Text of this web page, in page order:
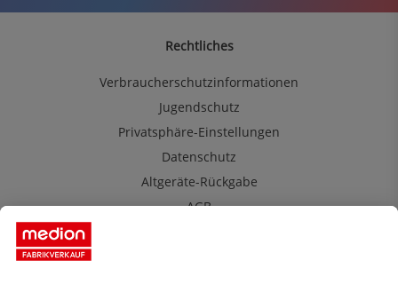
Rechtliches
Verbraucherschutzinformationen
Jugendschutz
Privatsphäre-Einstellungen
Datenschutz
Altgeräte-Rückgabe
AGB